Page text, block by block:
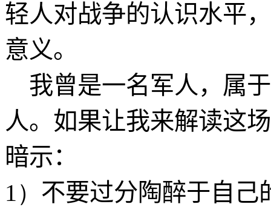
轻人对战争的认识水平
意义。
我曾是一名军人，属
人。如果让我来解读这
暗示：
1） 不要过分陶醉于自己